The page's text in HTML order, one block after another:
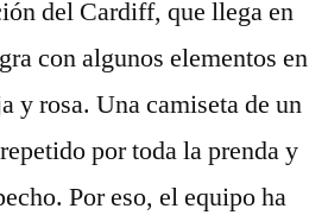
del Cardiff, que llega en
con algunos elementos en
y rosa. Una camiseta de un
por toda la prenda y
Por eso, el equipo ha